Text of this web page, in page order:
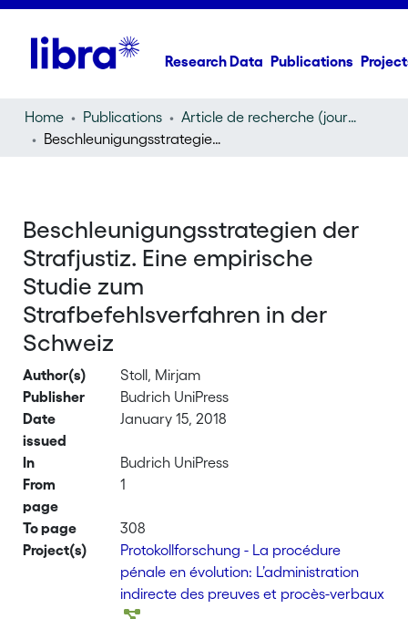
Research Data Publications
Home Publications
Article de recherche (journal article)
Beschleunigungsstrategien der Strafjustiz. Eine empirische Studie zum Strafbefehlsverfahren in der Schweiz
Beschleunigungsstrategien der
Strafjustiz. Eine empirische
Studie zum
Strafbefehlsverfahren in der
Schweiz
Author(s)
Stoll, Mirjam
Publisher
Budrich UniPress
Date
issued
January 15, 2018
In
Budrich UniPress
From
page
1
To page
308
Project(s)
Protokollforschung - La procédure
pénale en évolution: L’administration
indirecte des preuves et procès-verbaux